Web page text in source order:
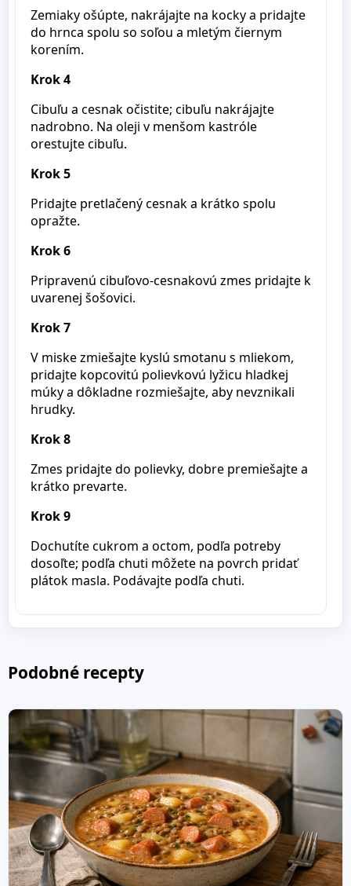
Zemiaky ošúpte, nakrájajte na kocky a pridajte
do hrnca spolu so soľou a mletým čiernym
korením.
Krok 4
Cibuľu a cesnak očistite; cibuľu nakrájajte
nadrobno. Na oleji v menšom kastróle
orestujte cibuľu.
Krok 5
Pridajte pretlačený cesnak a krátko spolu
opražte.
Krok 6
Pripravenú cibuľovo-cesnakovú zmes pridajte k
uvarenej šošovici.
Krok 7
V miske zmiešajte kyslú smotanu s mliekom,
pridajte kopcovitú polievkovú lyžicu hladkej
múky a dôkladne rozmiešajte, aby nevznikali
hrudky.
Krok 8
Zmes pridajte do polievky, dobre premiešajte a
krátko prevarte.
Krok 9
Dochutíte cukrom a octom, podľa potreby
dosoľte; podľa chuti môžete na povrch pridať
plátok masla. Podávajte podľa chuti.
Podobné recepty